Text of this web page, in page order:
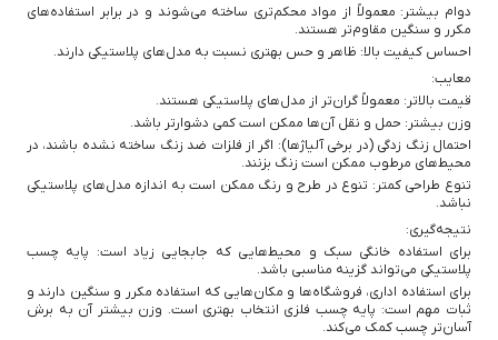
دوام بیشتر: معمولاً از مواد محکم‌تری ساخته می‌شوند و در برابر استفاده‌های
مکرر و سنگین مقاوم‌تر هستند.
احساس کیفیت بالا: ظاهر و حس بهتری نسبت به مدل‌های پلاستیکی دارند.
معایب:
قیمت بالاتر: معمولاً گران‌تر از مدل‌های پلاستیکی هستند.
وزن بیشتر: حمل و نقل آن‌ها ممکن است کمی دشوارتر باشد.
احتمال زنگ زدگی (در برخی آلیاژها): اگر از فلزات ضد زنگ ساخته نشده باشند، در
محیط‌های مرطوب ممکن است زنگ بزنند.
تنوع طراحی کمتر: تنوع در طرح و رنگ ممکن است به اندازه مدل‌های پلاستیکی
نباشد.
نتیجه‌گیری:
برای استفاده خانگی سبک و محیط‌هایی که جابجایی زیاد است: پایه چسب
پلاستیکی می‌تواند گزینه مناسبی باشد.
برای استفاده اداری، فروشگاه‌ها و مکان‌هایی که استفاده مکرر و سنگین دارند و
ثبات مهم است: پایه چسب فلزی انتخاب بهتری است. وزن بیشتر آن به برش
آسان‌تر چسب کمک می‌کند.